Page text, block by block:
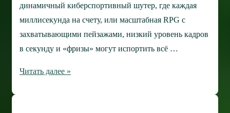
динамичный киберспортивный шутер, где каждая
миллисекунда на счету, или масштабная RPG с
захватывающими пейзажами, низкий уровень кадров
в секунду и «фризы» могут испортить всё …
Как
Читать далее »